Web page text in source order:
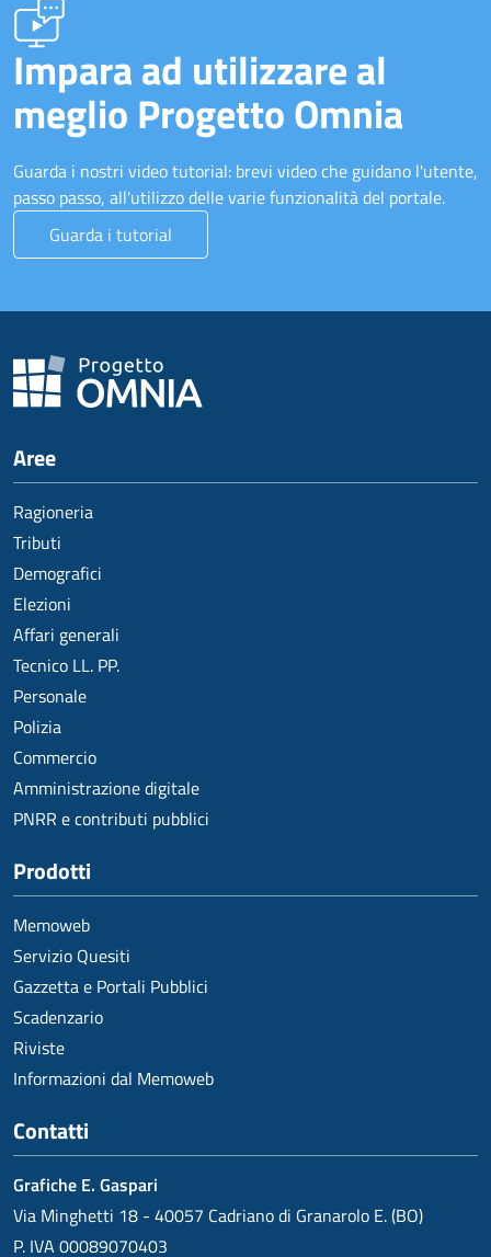
Impara ad utilizzare al
meglio Progetto Omnia
Guarda i nostri video tutorial: brevi video che guidano l'utente,
passo passo, all'utilizzo delle varie funzionalità del portale.
Guarda i tutorial
Aree
Ragioneria
Tributi
Demografici
Elezioni
Affari generali
Tecnico LL. PP.
Personale
Polizia
Commercio
Amministrazione digitale
PNRR e contributi pubblici
Prodotti
Memoweb
Servizio Quesiti
Gazzetta e Portali Pubblici
Scadenzario
Riviste
Informazioni dal Memoweb
Contatti
Grafiche E. Gaspari
Via Minghetti 18 - 40057 Cadriano di Granarolo E. (BO)
P. IVA 00089070403